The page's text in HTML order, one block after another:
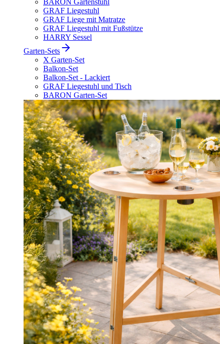
BARON Gartenstuhl
GRAF Liegestuhl
GRAF Liege mit Matratze
GRAF Liegestuhl mit Fußstütze
HARRY Sessel
Garten-Sets
X Garten-Set
Balkon-Set
Balkon-Set - Lackiert
GRAF Liegestuhl und Tisch
BARON Garten-Set